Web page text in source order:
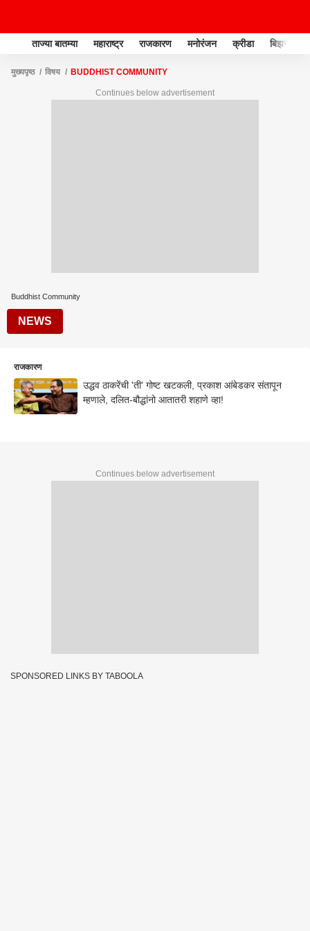
ताज्या बातम्या महाराष्ट्र राजकारण मनोरंजन क्रीडा बिझनेस
मुख्यपृष्ठ विषय BUDDHIST COMMUNITY
Continues below advertisement
Buddhist Community
NEWS
राजकारण
उद्धव ठाकरेंची 'ती' गोष्ट खटकली, प्रकाश आंबेडकर संतापून
म्हणाले, दलित-बौद्धांनो आतातरी शहाणे व्हा!
Continues below advertisement
SPONSORED LINKS BY TABOOLA